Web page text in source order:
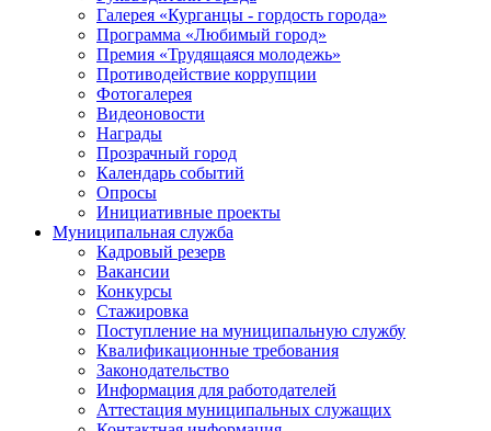
Галерея «Курганцы - гордость города»
Программа «Любимый город»
Премия «Трудящаяся молодежь»
Противодействие коррупции
Фотогалерея
Видеоновости
Награды
Прозрачный город
Календарь событий
Опросы
Инициативные проекты
Муниципальная служба
Кадровый резерв
Вакансии
Конкурсы
Стажировка
Поступление на муниципальную службу
Квалификационные требования
Законодательство
Информация для работодателей
Аттестация муниципальных служащих